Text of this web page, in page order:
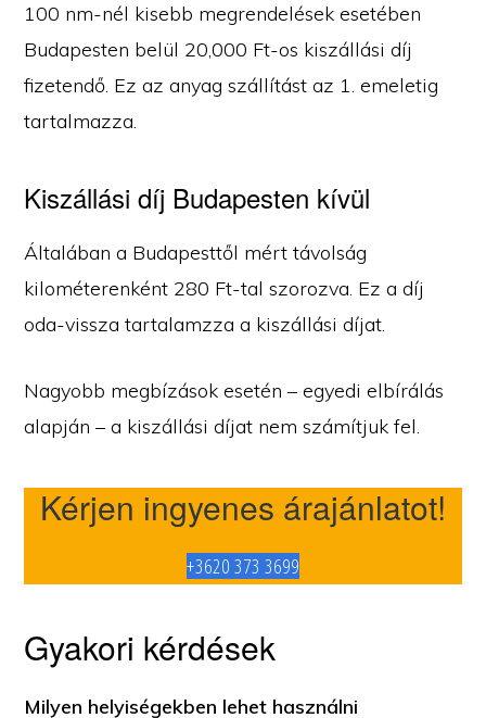
100 nm-nél kisebb megrendelések esetében
Budapesten belül 20,000 Ft-os kiszállási díj
fizetendő. Ez az anyag szállítást az 1. emeletig
tartalmazza.
Kiszállási díj Budapesten kívül
Általában a Budapesttől mért távolság
kilométerenként 280 Ft-tal szorozva. Ez a díj
oda-vissza tartalamzza a kiszállási díjat.
Nagyobb megbízások esetén – egyedi elbírálás
alapján – a kiszállási díjat nem számítjuk fel.
Kérjen ingyenes árajánlatot!
+3620 373 3699
Gyakori kérdések
Milyen helyiségekben lehet használni